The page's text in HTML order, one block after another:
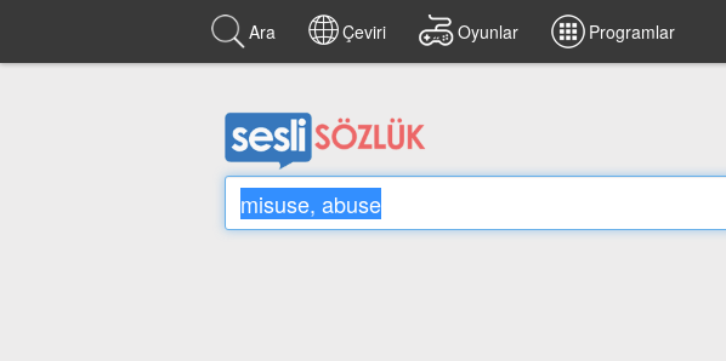
Ara Çeviri Oyunlar Programlar